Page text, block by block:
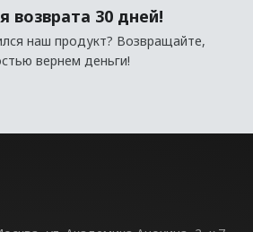
возврата 30 дней!
наш продукт? Возвращайте,
вернем деньги!